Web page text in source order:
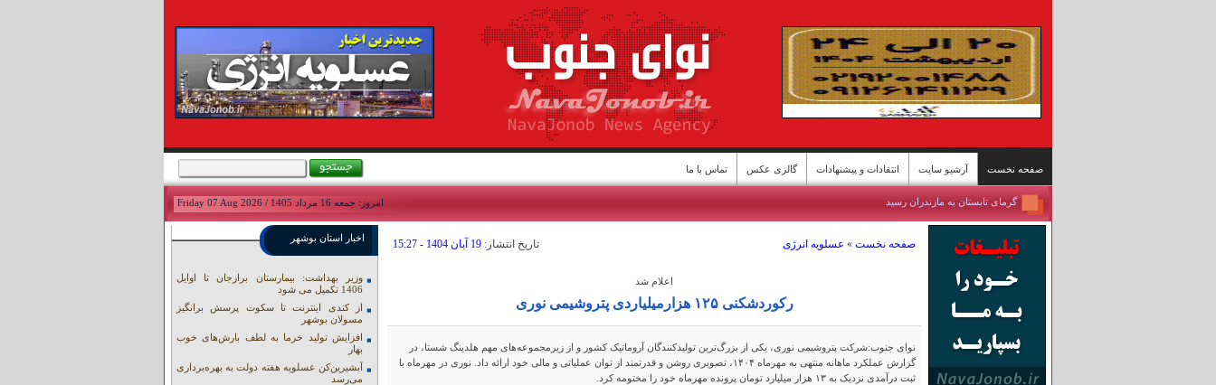
صفحه نخست آرشیو سایت انتقادات و پیشنهادات گالری عکس
تماس با ما
گرمای تابستان به مازندران رسید
مسابقات اسبدوانی کورس بهاره گنبدکاووس
برداشت برنج از شالیزارهای شمال - سوادکوه
تازه‌ترین وضعیت تنگه هرمز
مسابقات کشتی سنتی لوچو - روستای چرات
روستای گردشگری قلات - شیراز
پل محور «رودان - بندرعباس» پس حمله آمریکا
بندرعباس جان ایران
مسافران دریاچه «زنده» ارومیه
امروز: جمعه 16 مرداد 1405 / Friday 07 Aug 2026
صفحه نخست » عسلویه انرژی تاريخ انتشار: 19 آبان 1404 - 15:27
اعلام شد
رکوردشکنی ۱۲۵ هزارمیلیاردی پتروشیمی نوری
نوای جنوب:شرکت پتروشیمی نوری، یکی از بزرگ‌ترین تولیدکنندگان آروماتیک کشور و از زیرمجموعه‌های مهم هلدینگ شستا، در
گزارش عملکرد ماهانه منتهی به مهرماه ۱۴۰۴، تصویری روشن و قدرتمند از توان عملیاتی و مالی خود ارائه داد. نوری در مهرماه با
ثبت درآمدی نزدیک به ۱۳ هزار میلیارد تومان پرونده مهرماه خود را مختومه کرد.
اخبار استان بوشهر
وزیر بهداشت: بیمارستان برازجان تا اوایل
1406 تکمیل می شود
از کندی اینترنت تا سکوت پرسش برانگیز
مسولان بوشهر
افزایش تولید خرما به لطف بارش‌های خوب
بهار
آبشیرین‌کن عسلویه هفته دولت به بهره‌برداری
می‌رسد